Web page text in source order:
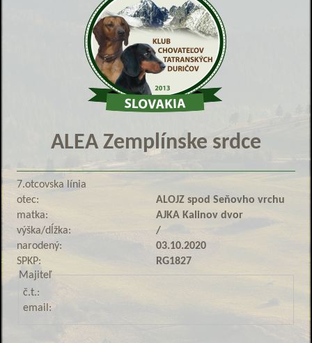
ALEA Zemplínske srdce
7.otcovska línia
otec:
ALOJZ spod Seňovho vrchu
matka:
AJKA Kalinov dvor
výška/dĺžka:
/
narodený:
03.10.2020
SPKP:
RG1827
Majiteľ
č.t.:
email: